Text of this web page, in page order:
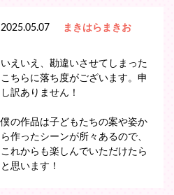
2025.05.07 まきはらまきお
いえいえ、勘違いさせてしまった
こちらに落ち度がございます。申
し訳ありません！
僕の作品は子どもたちの案や姿か
ら作ったシーンが所々あるので、
これからも楽しんでいただけたら
と思います！